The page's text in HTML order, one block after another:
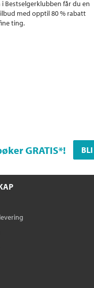
Bestselgerklubben får du en
med opptil 80 % rabatt
ting.
GRATIS*!